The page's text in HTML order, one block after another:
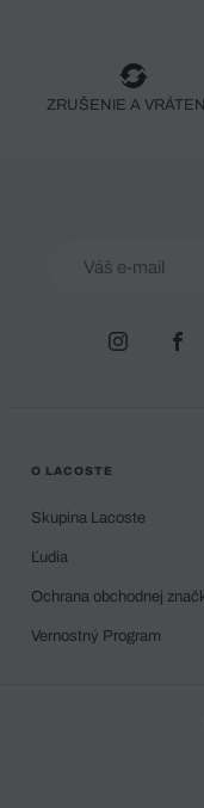
ZRUŠENIE A
O LACOSTE
Skupina Lacoste
Ľudia
Ochrana obchodnej
Vernostný Program